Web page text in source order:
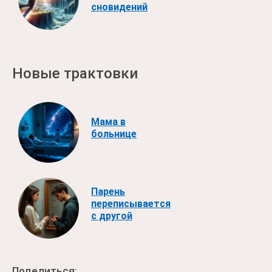
сновидений
Новые трактовки
Мама в
больнице
Парень
переписывается
с другой